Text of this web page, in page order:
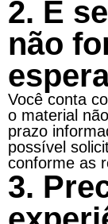
2. E
não
Você conta
o material
prazo
possível
conforme as
3.